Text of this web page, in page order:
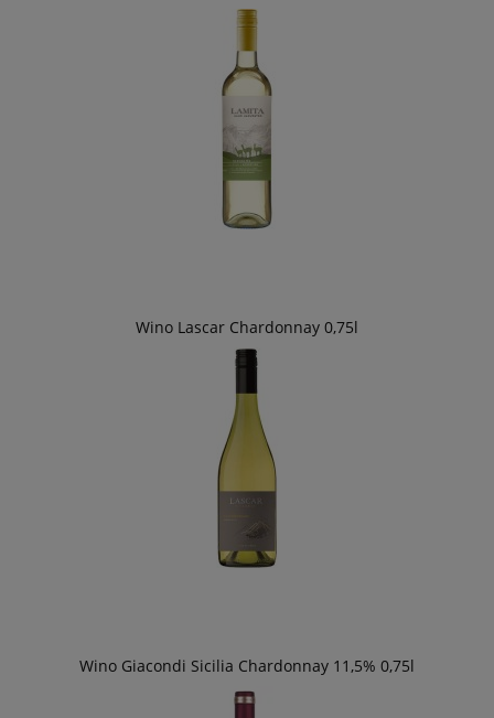
Wino Lascar Chardonnay 0,75l
Wino Giacondi Sicilia Chardonnay 11,5% 0,75l